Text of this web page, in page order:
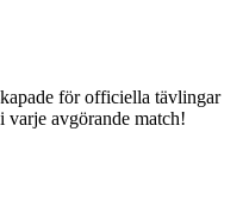
för officiella tävlingar
varje avgörande match!